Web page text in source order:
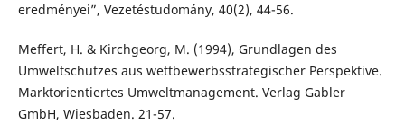
eredményei”, Vezetéstudomány, 40(2), 44-56.
Meffert, H. & Kirchgeorg, M. (1994), Grundlagen des
Umweltschutzes aus wettbewerbsstrategischer Perspektive.
Marktorientiertes Umweltmanagement. Verlag Gabler
GmbH, Wiesbaden. 21-57.